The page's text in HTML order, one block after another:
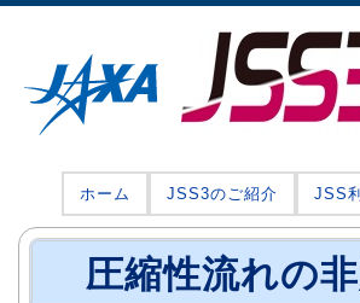
ホーム JSS3のご紹介 JSS
圧縮性流れの